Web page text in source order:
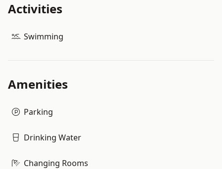
Activities
Swimming
Amenities
Parking
Drinking Water
Changing Rooms